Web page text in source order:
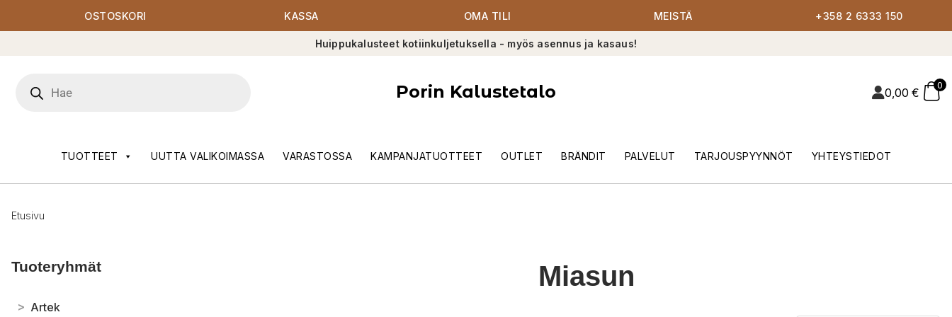
OSTOSKORI KASSA OMA TILI MEISTÄ +358 2 6333 150
Huippukalusteet kotiinkuljetuksella - myös asennus ja kasaus!
search
Porin Kalustetalo 0,00 €
0
TUOTTEET UUTTA VALIKOIMASSA VARASTOSSA KAMPANJATUOTTEET OUTLET BRÄNDIT PALVELUT TARJOUSPYYNNÖT YHTEYSTIEDOT
Etusivu
Tuoteryhmät
> Artek
Miasun